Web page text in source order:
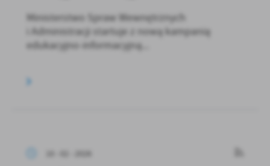
Ministerstwo Spraw Wewnętrznych
i Administracji startuje z nową kampanią
edukacyjno-informacyjną...